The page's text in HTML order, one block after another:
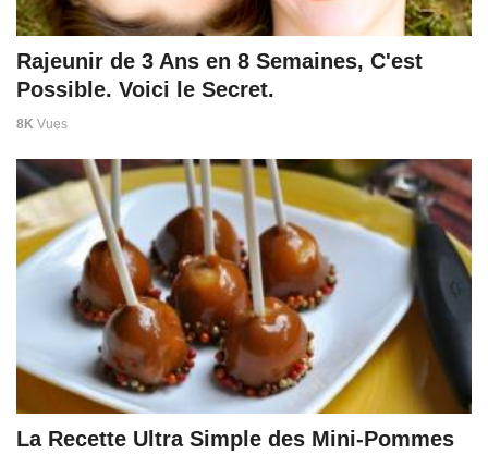
Rajeunir de 3 Ans en 8 Semaines, C'est
Possible. Voici le Secret.
8K Vues
La Recette Ultra Simple des Mini-Pommes